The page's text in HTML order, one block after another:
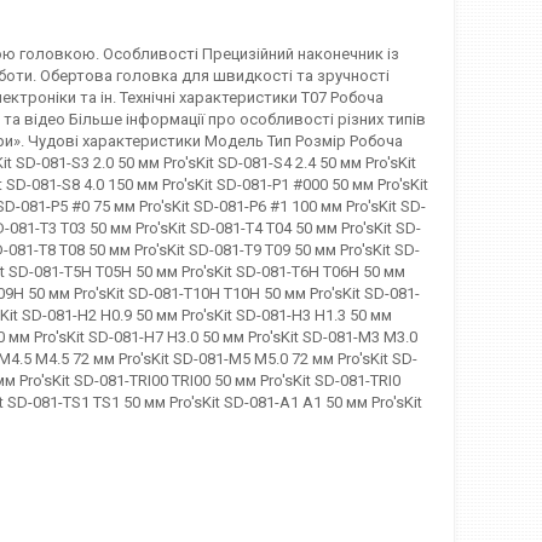
головкою. Особливості Прецизійний наконечник із
Обертова головка для швидкості та зручності
та ін. Технічні характеристики T07 Робоча
Більше інформації про особливості різних типів
Чудові характеристики Модель Тип Розмір Робоча
081-S3 2.0 50 мм Pro'sKit SD-081-S4 2.4 50 мм Pro'sKit
081-S8 4.0 150 мм Pro'sKit SD-081-P1 #000 50 мм Pro'sKit
081-P5 #0 75 мм Pro'sKit SD-081-P6 #1 100 мм Pro'sKit SD-
T3 T03 50 мм Pro'sKit SD-081-T4 T04 50 мм Pro'sKit SD-
T8 T08 50 мм Pro'sKit SD-081-T9 T09 50 мм Pro'sKit SD-
081-T5H T05H 50 мм Pro'sKit SD-081-T6H T06H 50 мм
50 мм Pro'sKit SD-081-T10H T10H 50 мм Pro'sKit SD-081-
SD-081-H2 H0.9 50 мм Pro'sKit SD-081-H3 H1.3 50 мм
Pro'sKit SD-081-H7 H3.0 50 мм Pro'sKit SD-081-M3 M3.0
M4.5 72 мм Pro'sKit SD-081-M5 M5.0 72 мм Pro'sKit SD-
Pro'sKit SD-081-TRI00 TRI00 50 мм Pro'sKit SD-081-TRI0
SD-081-TS1 TS1 50 мм Pro'sKit SD-081-A1 A1 50 мм Pro'sKit